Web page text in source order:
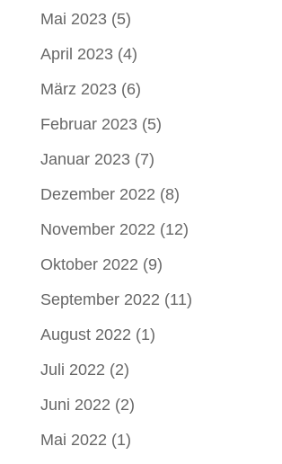
Mai 2023(5)
April 2023(4)
März 2023(6)
Februar 2023(5)
Januar 2023(7)
Dezember 2022 (8)
November 2022 (12)
Oktober 2022 (9)
September 2022 (11)
August 2022 (1)
Juli 2022 (2)
Juni 2022 (2)
Mai 2022 (1)